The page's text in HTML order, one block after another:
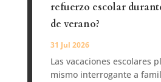
refuerzo escolar
de verano?
31 Jul 2026
Las vacaciones escolares
mismo interrogante a